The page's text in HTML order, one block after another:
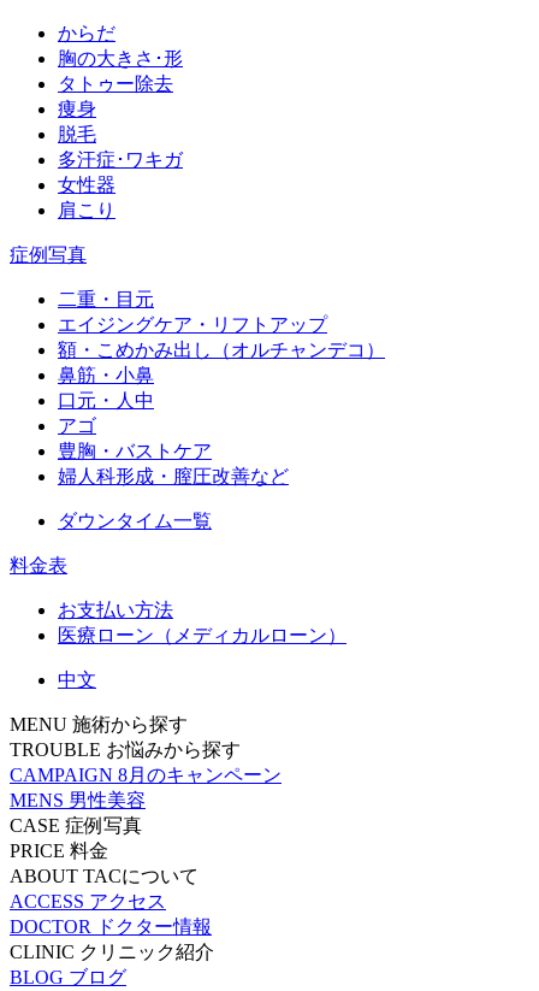
からだ
胸の大きさ･形
タトゥー除去
痩身
脱毛
多汗症･ワキガ
女性器
肩こり
症例写真
二重・目元
エイジングケア・リフトアップ
額・こめかみ出し（オルチャンデコ）
鼻筋・小鼻
口元・人中
アゴ
豊胸・バストケア
婦人科形成・膣圧改善など
ダウンタイム一覧
料金表
お支払い方法
医療ローン（メディカルローン）
中文
MENU 施術から探す
TROUBLE お悩みから探す
CAMPAIGN 8月のキャンペーン
MENS 男性美容
CASE 症例写真
PRICE 料金
ABOUT TACについて
ACCESS アクセス
DOCTOR
ドクター情報
CLINIC クリニック紹介
BLOG ブログ